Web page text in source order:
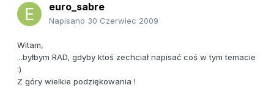
euro_sabre
Napisano 30 Czerwiec 2009
Witam,
...byłbym RAD, gdyby ktoś zechciał napisać coś w tym temacie
:)
Z góry wielkie podziękowania !